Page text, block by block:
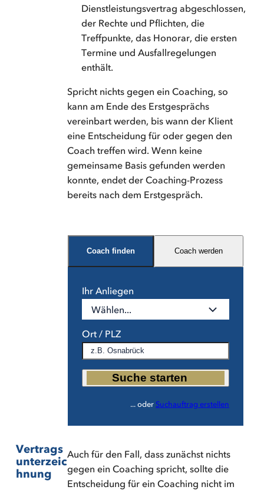
Dienstleistungsvertrag abgeschlossen,
der Rechte und Pflichten, die
Treffpunkte, das Honorar, die ersten
Termine und Ausfallregelungen
enthält.
Spricht nichts gegen ein Coaching, so
kann am Ende des Erstgesprächs
vereinbart werden, bis wann der Klient
eine Entscheidung für oder gegen den
Coach treffen wird. Wenn keine
gemeinsame Basis gefunden werden
konnte, endet der Coaching-Prozess
bereits nach dem Erstgespräch.
Coach finden Coach werden
Ihr Anliegen
Wählen...
Ort / PLZ
Suche starten
... oder Suchauftrag erstellen
Vertrags
unterzeic
hnung
Auch für den Fall, dass zunächst nichts
gegen ein Coaching spricht, sollte die
Entscheidung für ein Coaching nicht im